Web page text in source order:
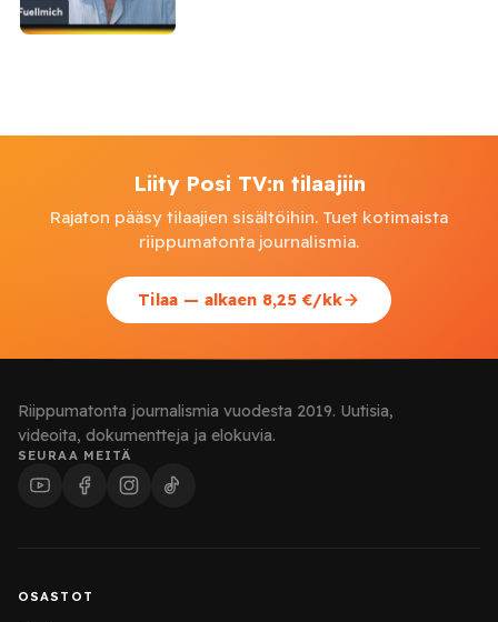
Liity Posi TV:n tilaajiin
Rajaton pääsy tilaajien sisältöihin. Tuet kotimaista
riippumatonta journalismia.
Tilaa — alkaen 8,25 €/kk
Riippumatonta journalismia vuodesta 2019. Uutisia,
videoita, dokumentteja ja elokuvia.
SEURAA MEITÄ
OSASTOT